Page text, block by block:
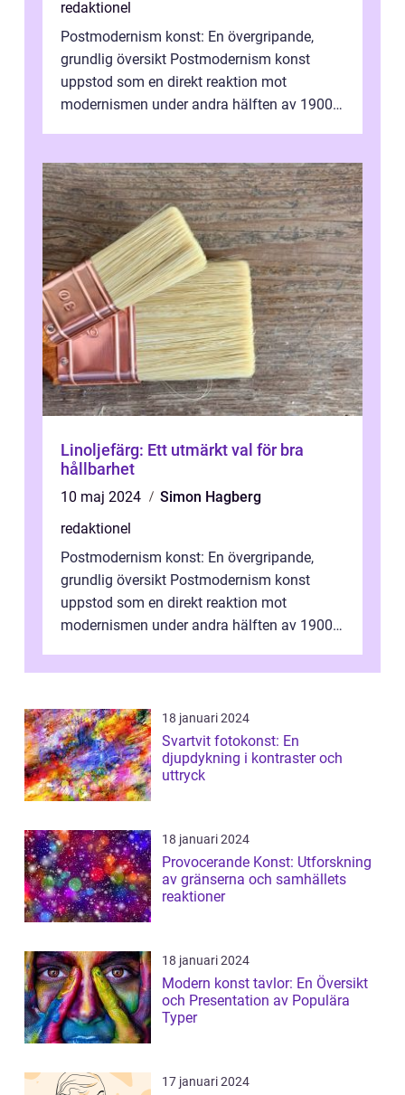
redaktionel
Postmodernism konst: En övergripande,
grundlig översikt Postmodernism konst
uppstod som en direkt reaktion mot
modernismen under andra hälften av 1900-
Linoljefärg: Ett utmärkt val för bra
hållbarhet
10 maj 2024
Simon Hagberg
redaktionel
Postmodernism konst: En övergripande,
grundlig översikt Postmodernism konst
uppstod som en direkt reaktion mot
modernismen under andra hälften av 1900-
...
18 januari 2024
Svartvit fotokonst: En
djupdykning i kontraster och
uttryck
18 januari 2024
Provocerande Konst: Utforskning
av gränserna och samhällets
reaktioner
18 januari 2024
Modern konst tavlor: En Översikt
och Presentation av Populära
Typer
17 januari 2024